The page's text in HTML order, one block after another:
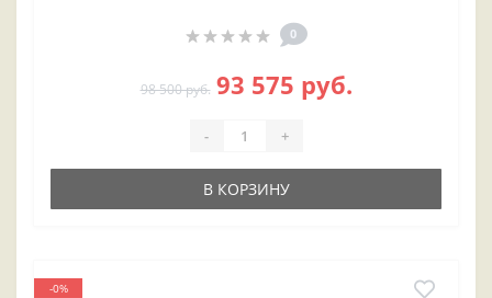
0
98 500 руб. 93 575 руб.
- +
В КОРЗИНУ
-0%